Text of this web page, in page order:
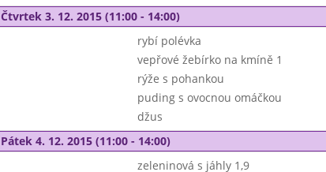
Čtvrtek 3. 12. 2015 (11:00 - 14:00)
rybí polévka
vepřové žebírko na kmíně 1
rýže s pohankou
puding s ovocnou omáčkou
džus
Pátek 4. 12. 2015 (11:00 - 14:00)
zeleninová s jáhly 1,9